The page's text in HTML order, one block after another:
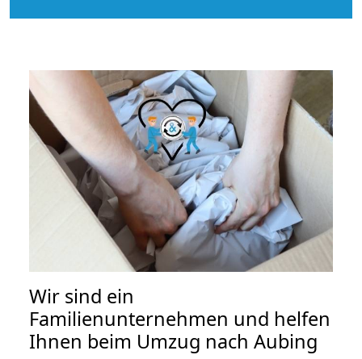
Wir sind ein
Familienunternehmen und helfen
Ihnen beim Umzug nach Aubing